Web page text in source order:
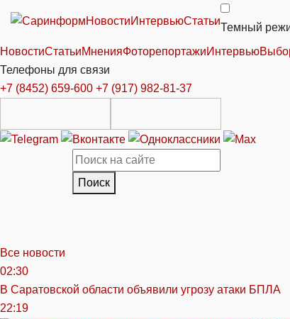
НовостиИнтервьюСтатьи
Темный
НовостиСтатьиМненияФоторепортажиИнтервью
Телефоны для связи
+7 (8452) 659-600 +7 (917) 982-81-37
Поиск
Все новости
02:30
В Саратовской области объявили угрозу атаки БПЛА
22:19